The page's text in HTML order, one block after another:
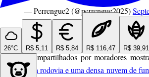
26°C R$ 5,11 R$ 5,84 R$ 116,47 R$ 39,91
— Perrengue2 (@perrengue2025)
Imagens impactantes aumentam
Vídeos compartilhados por moradores
próximas à rodovia e uma densa nuvem de